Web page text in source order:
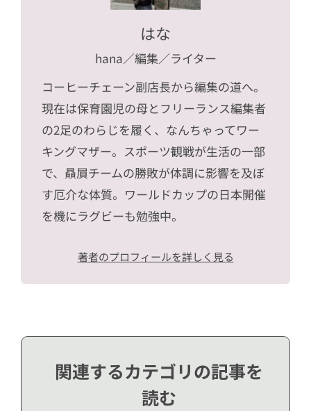
はな
hana／編集／ライター
コーヒーチェーン副店長から編集の道へ。
現在は保育園児の母とフリーランス編集者
の2足のわらじを履く、なんちゃってワー
キングマザー。スポーツ観戦が生活の一部
で、贔屓チームの勝敗が体調に影響を及ぼ
す厄介な体質。ワールドカップの日本開催
を機にラグビーも勉強中。
著者のプロフィールを詳しく見る
関連するカテゴリの記事を
読む